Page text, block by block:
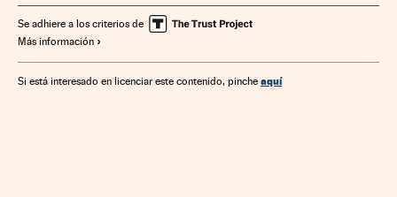
Se adhiere a los criterios de
Más información
Si está interesado en licenciar este contenido, pinche aquí